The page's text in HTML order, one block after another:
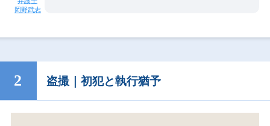
岡野武志
盗撮｜初犯と執行猶予